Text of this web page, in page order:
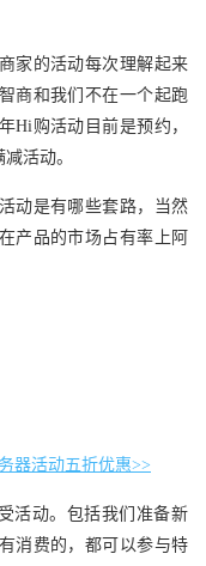
家的活动每次理解起来
商和我们不在一个起跑
Hi购活动目前是预约，
活动。
动是有哪些套路，当然
产品的市场占有率上阿
器活动五折优惠>>
活动。包括我们准备新
消费的，都可以参与特